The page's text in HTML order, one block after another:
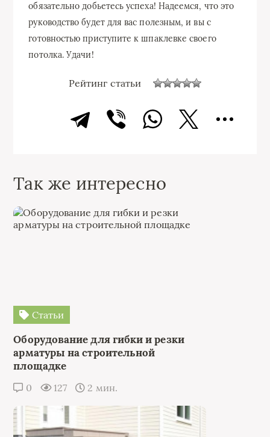
обязательно добьетесь успеха! Надеемся, что это
руководство будет для вас полезным, и вы с
готовностью приступите к шпаклевке своего
потолка. Удачи!
Рейтинг статьи
Так же интересно
Статьи
Оборудование для гибки и резки
арматуры на строительной
площадке
0 127 2 мин.